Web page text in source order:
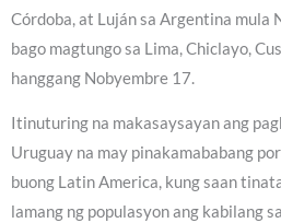
Córdoba, at Luján sa Argentina mula
bago magtungo sa Lima, Chiclayo,
hanggang Nobyembre 17.
Itinuturing na makasaysayan ang
Uruguay na may pinakamababang
buong Latin America, kung saan
lamang ng populasyon ang kabilang